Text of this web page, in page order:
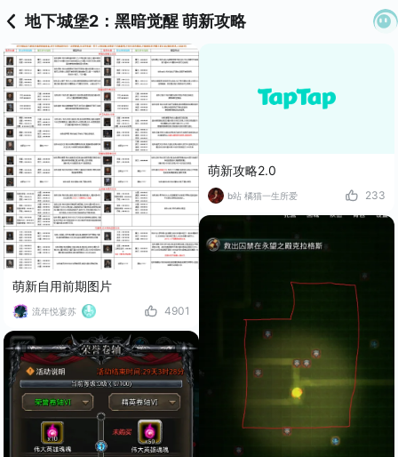
地下城堡2：黑暗觉醒 萌新攻略
萌新自用前期图片
流年悦宴苏 4901
萌新攻略2.0
b站 橘猫一生所爱 233